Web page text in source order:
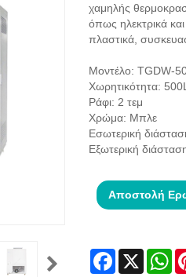
χαμηλής
όπως ηλεκτρικά
πλαστικά,
Μοντέλο: TGDW-
Χωρητικότητα:
Ράφι: 2 τεμ
Χρώμα: Μπλε
Εσωτερική
Εξωτερική
Αποστολή
Facebook
X